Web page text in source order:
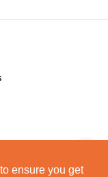
ensure you get